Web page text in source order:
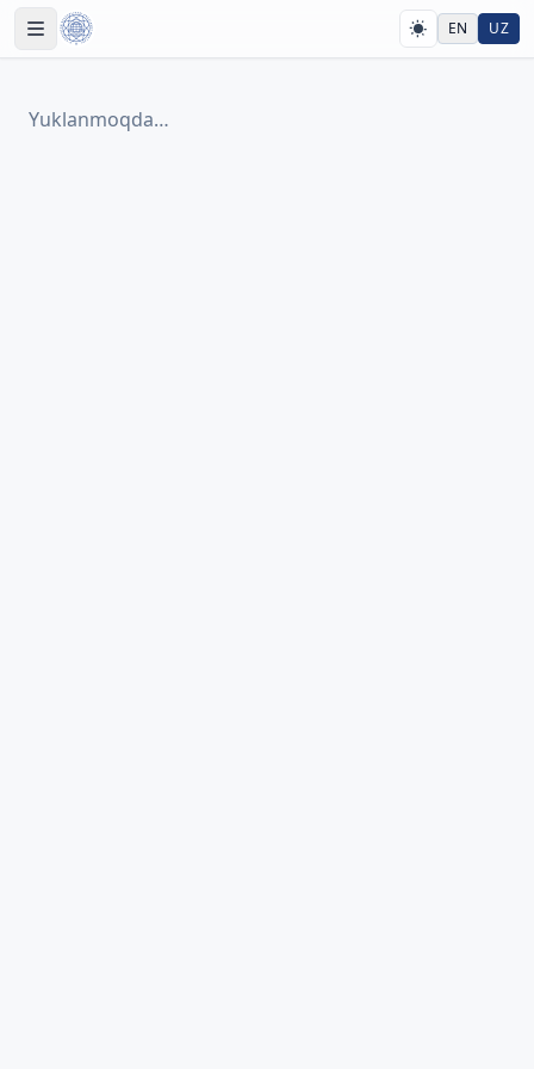
EN UZ
Yuklanmoqda…